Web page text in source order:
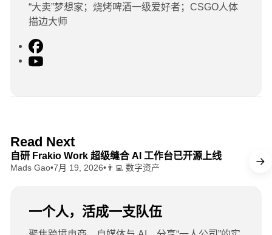
“大卖”梦想家；烧烤啤酒一级爱好者；CSGO人体
描边大师
F
a
k
Y
e
Read Next
自研 Frakio Work 超级缝合 AI 工作台已开源上线
Mads Gao•7月 19, 2026•👨‍💻 数字资产
一个人，活成一支队伍